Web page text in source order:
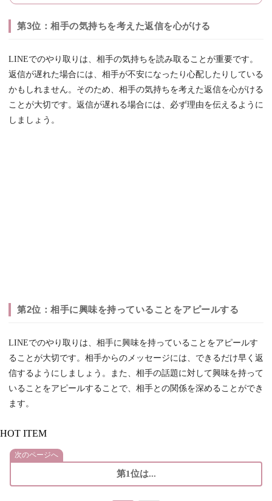
第3位：相手の気持ちを考えた返信を心がける
LINEでのやり取りは、相手の気持ちを読み取ることが重要です。
返信が遅れた場合には、相手が不安になったり心配したりしている
かもしれません。そのため、相手の気持ちを考えた返信を心がける
ことが大切です。返信が遅れる場合には、必ず理由を伝えるように
しましょう。
第2位：相手に興味を持っていることをアピールする
LINEでのやり取りは、相手に興味を持っていることをアピールす
ることが大切です。相手からのメッセージには、できるだけ早く返
信するようにしましょう。また、相手の話題に対して興味を持って
いることをアピールすることで、相手との関係を深めることができ
ます。
HOT ITEM
次のページへ
第1位は...